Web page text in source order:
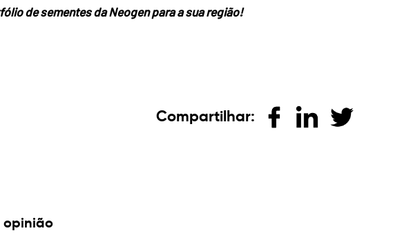
de sementes da Neogen para a sua região!
Compartilhar:
opinião